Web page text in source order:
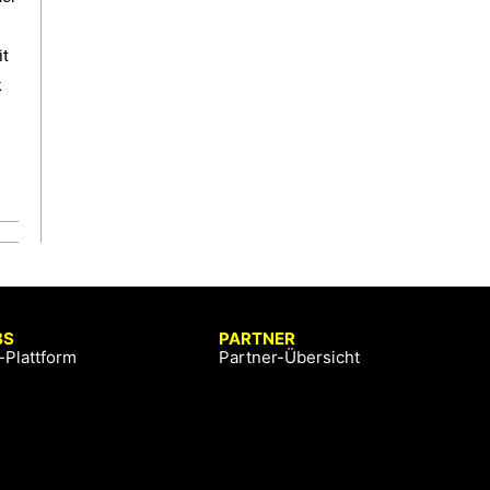
Plattform
PARTNER
Partner-Übersicht